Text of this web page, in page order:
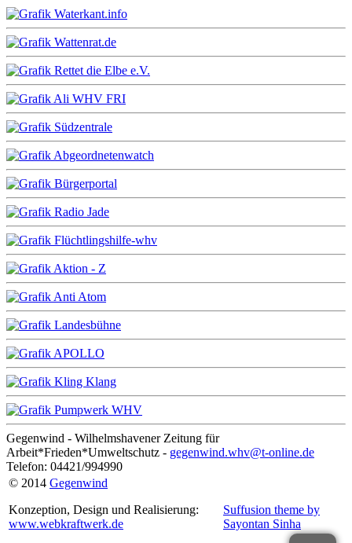
Gegenwind - Wilhelmshavener Zeitung für
Arbeit*Frieden*Umweltschutz - gegenwind.whv@t-online.de
Telefon: 04421/994990
© 2014 Gegenwind
Konzeption, Design und Realisierung:
www.webkraftwerk.de
Suffusion theme by
Sayontan Sinha